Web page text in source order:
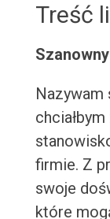
Treść
Nazywam
firmie. Z
swoje
które